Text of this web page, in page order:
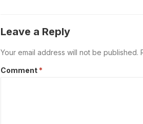
Leave a Reply
Your email address will not be published.
Comment *